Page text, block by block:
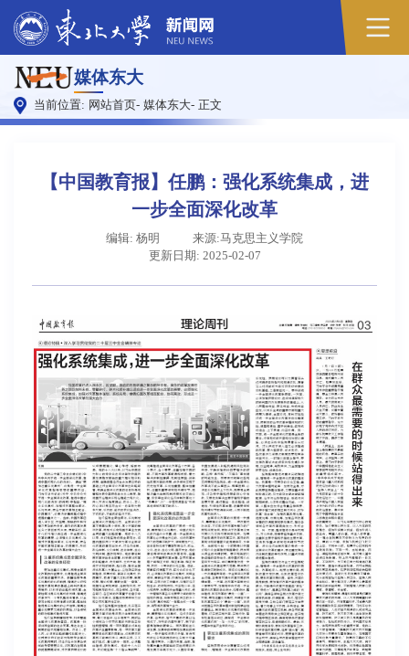
媒体东大
当前位置: 网站首页- 媒体东大- 正文
【中国教育报】任鹏：强化系统集成，进
一步全面深化改革
编辑: 杨明
来源:马克思主义学院
更新日期: 2025-02-07
原